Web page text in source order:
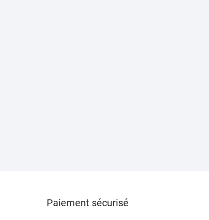
Paiement sécurisé